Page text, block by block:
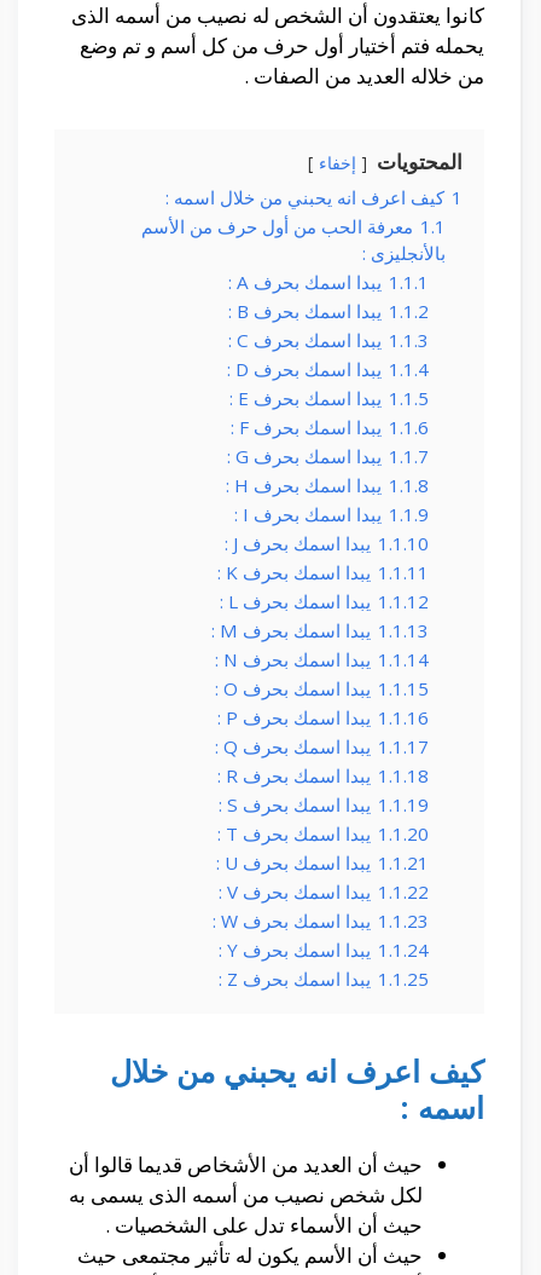
كانوا يعتقدون أن الشخص له نصيب من أسمه الذى
يحمله فتم أختيار أول حرف من كل أسم و تم وضع
من خلاله العديد من الصفات .
المحتويات إخفاء
1 كيف اعرف انه يحبني من خلال اسمه :
1.1 معرفة الحب من أول حرف من الأسم
بالأنجليزى :
1.1.1 يبدا اسمك بحرف A :
1.1.2 يبدا اسمك بحرف B :
1.1.3 يبدا اسمك بحرف C :
1.1.4 يبدا اسمك بحرف D :
1.1.5 يبدا اسمك بحرف E :
1.1.6 يبدا اسمك بحرف F :
1.1.7 يبدا اسمك بحرف G :
1.1.8 يبدا اسمك بحرف H :
1.1.9 يبدا اسمك بحرف I :
1.1.10 يبدا اسمك بحرف J :
1.1.11 يبدا اسمك بحرف K :
1.1.12 يبدا اسمك بحرف L :
1.1.13 يبدا اسمك بحرف M :
1.1.14 يبدا اسمك بحرف N :
1.1.15 يبدا اسمك بحرف O :
1.1.16 يبدا اسمك بحرف P :
1.1.17 يبدا اسمك بحرف Q :
1.1.18 يبدا اسمك بحرف R :
1.1.19 يبدا اسمك بحرف S :
1.1.20 يبدا اسمك بحرف T :
1.1.21 يبدا اسمك بحرف U :
1.1.22 يبدا اسمك بحرف V :
1.1.23 يبدا اسمك بحرف W :
1.1.24 يبدا اسمك بحرف Y :
1.1.25 يبدا اسمك بحرف Z :
كيف اعرف انه يحبني من خلال
اسمه :
حيث أن العديد من الأشخاص قديما قالوا أن
لكل شخص نصيب من أسمه الذى يسمى به
حيث أن الأسماء تدل على الشخصيات .
حيث أن الأسم يكون له تأثير مجتمعى حيث